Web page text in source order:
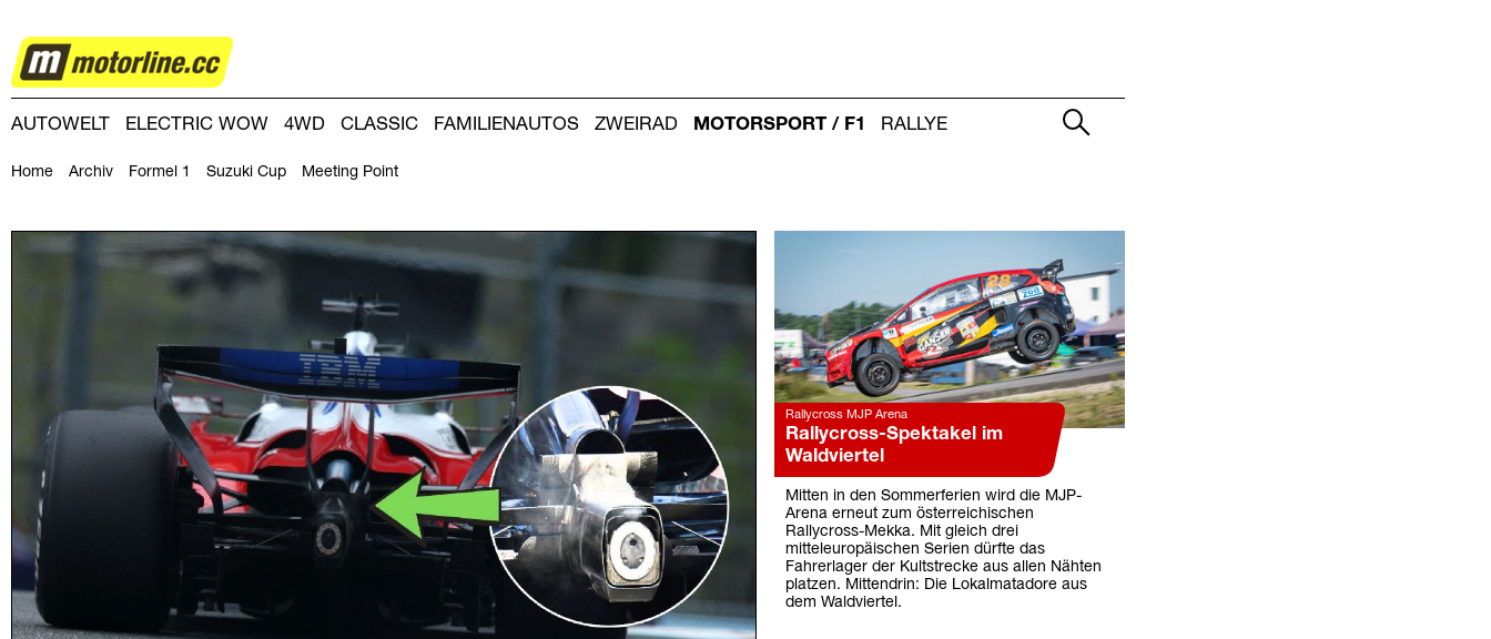
MOTORSPORT
AUTOWELT ELECTRIC WOW 4WD CLASSIC FAMILIENAUTOS ZWEIRAD MOTORSPORT / F1
Home Archiv Formel 1 Suzuki Cup Meeting Point
RALLYE
Rallycross MJP Arena
Rallycross-Spektakel im
Waldviertel
Mitten in den Sommerferien wird die MJP-
Arena erneut zum österreichischen
Rallycross-Mekka. Mit gleich drei
mitteleuropäischen Serien dürfte das
Fahrerlager der Kultstrecke aus allen Nähten
platzen. Mittendrin: Die Lokalmatadore aus
dem Waldviertel.